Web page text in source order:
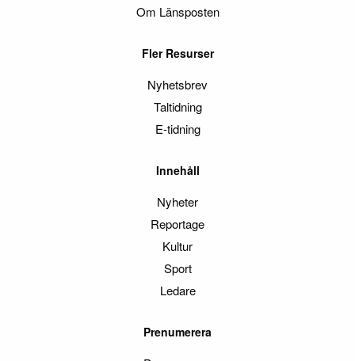
Om Länsposten
Fler Resurser
Nyhetsbrev
Taltidning
E-tidning
Innehåll
Nyheter
Reportage
Kultur
Sport
Ledare
Prenumerera